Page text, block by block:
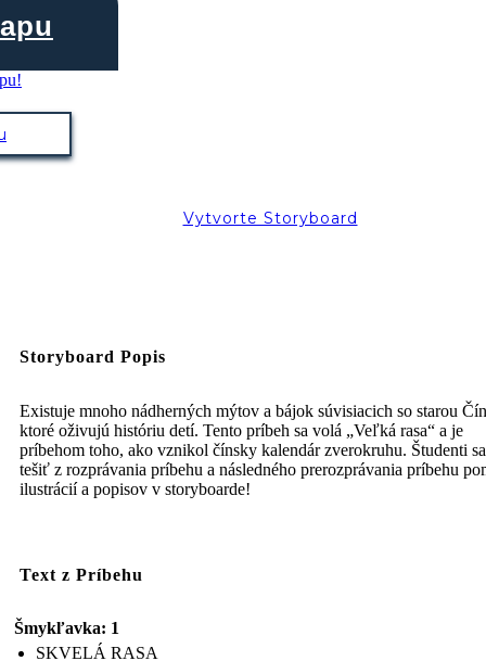
Vytvorte Storyboard
Storyboard Popis
Existuje mnoho nádherných mýtov a bájok súvisiacich so starou
ktoré oživujú históriu detí. Tento príbeh sa volá „Veľká rasa“ a je
príbehom toho, ako vznikol čínsky kalendár zverokruhu. Študenti
tešiť z rozprávania príbehu a následného prerozprávania príbehu
ilustrácií a popisov v storyboarde!
Text z Príbehu
Šmykľavka: 1
SKVELÁ RASA